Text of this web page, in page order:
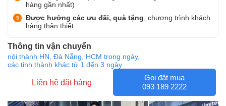
hàng gần nhất)
Được hưởng các ưu đãi, quà tặng , chương trình khách
hàng thân thiết.
Thông tin vận chuyển
nội thành HN, Đà Nẵng, HCM trong ngày,
các tỉnh thành khác từ 1 đến 3 ngày
Liên hệ đặt hàng
Gọi đặt mua
093 189 2222